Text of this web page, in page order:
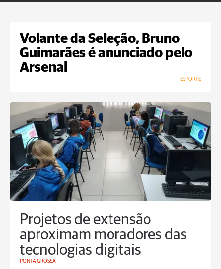
Volante da Seleção, Bruno
Guimarães é anunciado pelo
Arsenal
ESPORTE
Projetos de extensão
aproximam moradores das
tecnologias digitais
PONTA GROSSA